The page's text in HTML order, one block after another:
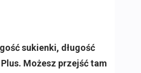
sukienki, długość
Możesz przejść tam